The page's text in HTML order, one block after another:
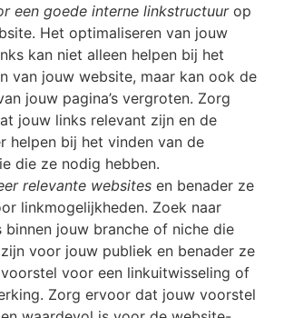
een goede interne linkstructuur op
Het optimaliseren van jouw
kan niet alleen helpen bij het
van jouw website, maar kan ook de
jouw pagina’s vergroten. Zorg
jouw links relevant zijn en de
helpen bij het vinden van de
die ze nodig hebben.
relevante websites en benader ze
linkmogelijkheden. Zoek naar
binnen jouw branche of niche die
voor jouw publiek en benader ze
voor een linkuitwisseling of
Zorg ervoor dat jouw voorstel